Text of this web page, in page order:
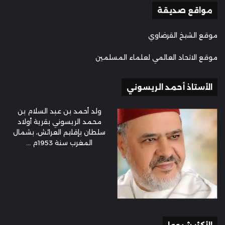
مواقع صديقة
موقع الشيخ القرضاوي
موقع الاتحاد العالمي لعلماء المسلمين
الأستاذ أحمد الريسوني
ولد أحمد بن عبد السلام بن
محمد الريسوني بقرية أولاد
سلطان بإقليم العرائش، بشمال
المغرب سنة 1953م ...